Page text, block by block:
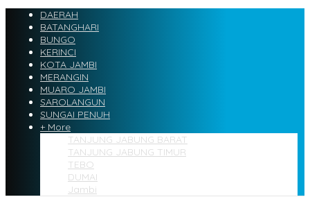
DAERAH
BATANGHARI
BUNGO
KERINCI
KOTA JAMBI
MERANGIN
MUARO JAMBI
SAROLANGUN
SUNGAI PENUH
+ More
TANJUNG JABUNG BARAT
TANJUNG JABUNG TIMUR
TEBO
DUMAI
Jambi